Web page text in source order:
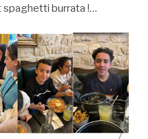
spaghetti burrata !…